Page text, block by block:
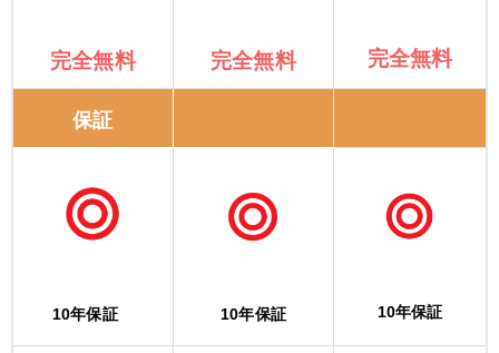
完全無料 完全無料 完全無料
保証
10年保証 10年保証 10年保証